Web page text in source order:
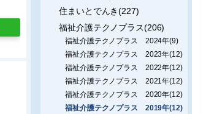
住まいとでんき(227)
福祉介護テクノプラス(206)
福祉介護テクノプラス 2024年(9)
福祉介護テクノプラス 2023年(12)
福祉介護テクノプラス 2022年(12)
福祉介護テクノプラス 2021年(12)
福祉介護テクノプラス 2020年(12)
福祉介護テクノプラス 2019年(12)